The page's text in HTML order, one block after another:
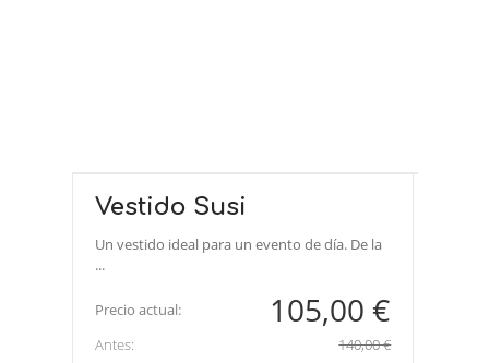
Vestido Susi
Un vestido ideal para un evento de día. De la
...
Precio actual: 105,00 €
Antes: 140,00 €